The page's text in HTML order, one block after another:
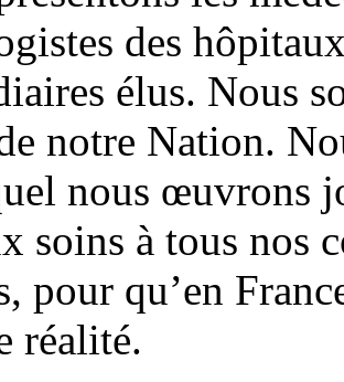
des
élus. Nous
notre Nation.
nous œuvrons
soins à tous nos
pour qu’en
réalité.